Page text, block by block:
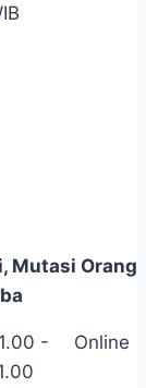
Mutasi Orang
-
Online